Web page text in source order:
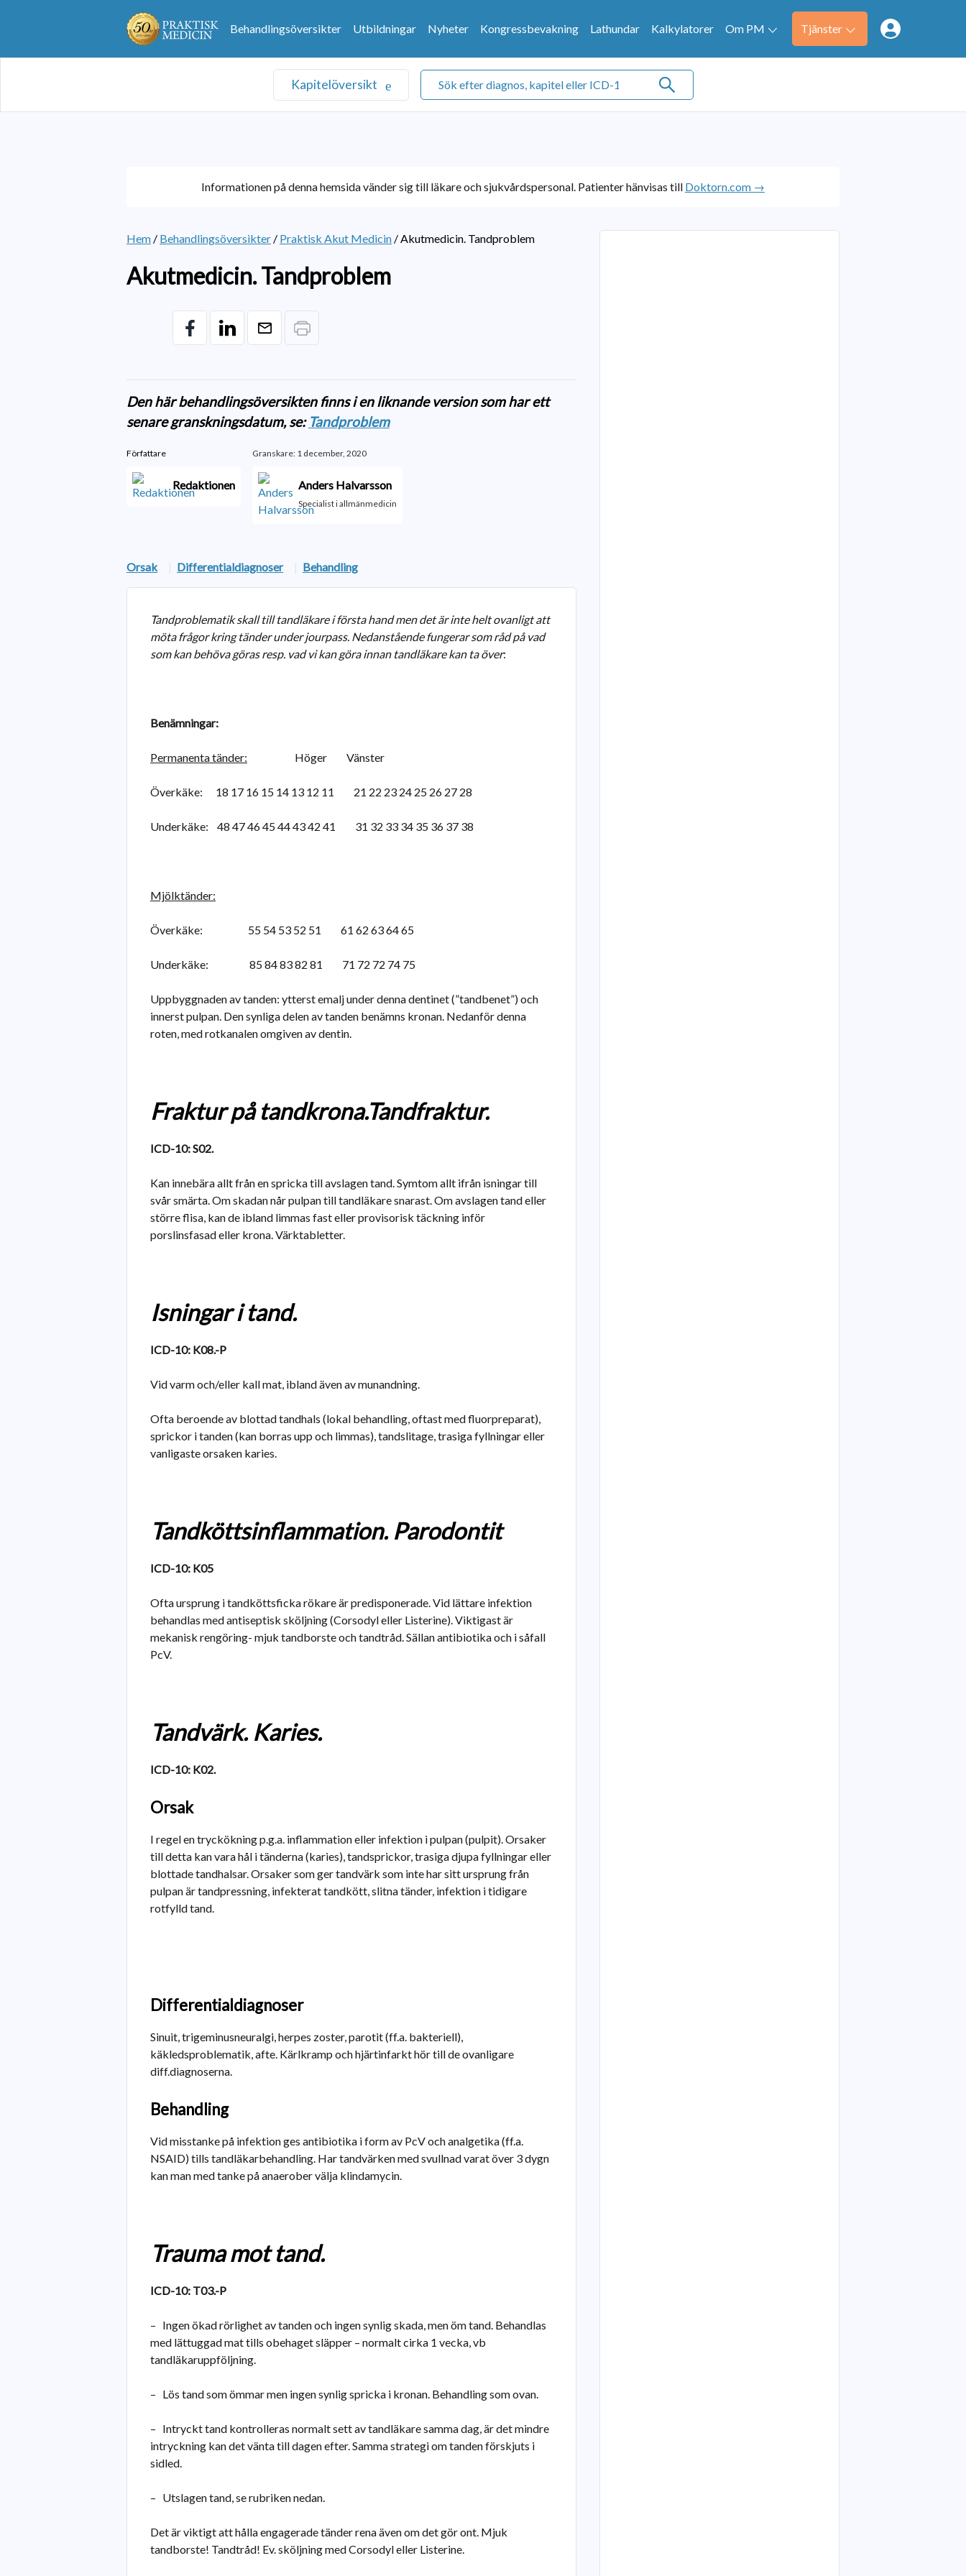
Behandlingsöversikter Utbildningar Nyheter Kongressbevakning Lathundar Kalkylatorer Om PM Tjänster
Kapitelöversikt
Informationen på denna hemsida vänder sig till läkare och sjukvårdspersonal. Patienter hänvisas till Doktorn.com →
Hem / Behandlingsöversikter / Praktisk Akut Medicin /Akutmedicin. Tandproblem
Akutmedicin. Tandproblem
Den här behandlingsöversikten finns i en liknande version som har ett
senare granskningsdatum, se: Tandproblem
Författare
Redaktionen
Granskare: 1 december, 2020
Anders Halvarsson
Specialist i allmänmedicin
Orsak | Differentialdiagnoser | Behandling
Tandproblematik skall till tandläkare i första hand men det är inte helt ovanligt att
möta frågor kring tänder under jourpass. Nedanstående fungerar som råd på vad
som kan behöva göras resp. vad vi kan göra innan tandläkare kan ta över:
Benämningar:
Permanenta tänder: Höger Vänster
Överkäke: 18 17 16 15 14 13 12 11 21 22 23 24 25 26 27 28
Underkäke: 48 47 46 45 44 43 42 41 31 32 33 34 35 36 37 38
Mjölktänder:
Överkäke: 55 54 53 52 51 61 62 63 64 65
Underkäke: 85 84 83 82 81 71 72 72 74 75
Uppbyggnaden av tanden: ytterst emalj under denna dentinet (”tandbenet”) och
innerst pulpan. Den synliga delen av tanden benämns kronan. Nedanför denna
roten, med rotkanalen omgiven av dentin.
Fraktur på tandkrona.Tandfraktur.
ICD-10: S02.
Kan innebära allt från en spricka till avslagen tand. Symtom allt ifrån isningar till
svår smärta. Om skadan når pulpan till tandläkare snarast. Om avslagen tand eller
större flisa, kan de ibland limmas fast eller provisorisk täckning inför
porslinsfasad eller krona. Värktabletter.
Isningar i tand.
ICD-10: K08.-P
Vid varm och/eller kall mat, ibland även av munandning.
Ofta beroende av blottad tandhals (lokal behandling, oftast med fluorpreparat),
sprickor i tanden (kan borras upp och limmas), tandslitage, trasiga fyllningar eller
vanligaste orsaken karies.
Tandköttsinflammation. Parodontit
ICD-10: K05
Ofta ursprung i tandköttsficka rökare är predisponerade. Vid lättare infektion
behandlas med antiseptisk sköljning (Corsodyl eller Listerine). Viktigast är
mekanisk rengöring- mjuk tandborste och tandtråd. Sällan antibiotika och i såfall
PcV.
Tandvärk. Karies.
ICD-10: K02.
Orsak
I regel en tryckökning p.g.a. inflammation eller infektion i pulpan (pulpit). Orsaker
till detta kan vara hål i tänderna (karies), tandsprickor, trasiga djupa fyllningar eller
blottade tandhalsar. Orsaker som ger tandvärk som inte har sitt ursprung från
pulpan är tandpressning, infekterat tandkött, slitna tänder, infektion i tidigare
rotfylld tand.
Differentialdiagnoser
Sinuit, trigeminusneuralgi, herpes zoster, parotit (ff.a. bakteriell),
käkledsproblematik, afte. Kärlkramp och hjärtinfarkt hör till de ovanligare
diff.diagnoserna.
Behandling
Vid misstanke på infektion ges antibiotika i form av PcV och analgetika (ff.a.
NSAID) tills tandläkarbehandling. Har tandvärken med svullnad varat över 3 dygn
kan man med tanke på anaerober välja klindamycin.
Trauma mot tand.
ICD-10: T03.-P
– Ingen ökad rörlighet av tanden och ingen synlig skada, men öm tand. Behandlas
med lättuggad mat tills obehaget släpper – normalt cirka 1 vecka, vb
tandläkaruppföljning.
– Lös tand som ömmar men ingen synlig spricka i kronan. Behandling som ovan.
– Intryckt tand kontrolleras normalt sett av tandläkare samma dag, är det mindre
intryckning kan det vänta till dagen efter. Samma strategi om tanden förskjuts i
sidled.
– Utslagen tand, se rubriken nedan.
Det är viktigt att hålla engagerade tänder rena även om det gör ont. Mjuk
tandborste! Tandtråd! Ev. sköljning med Corsodyl eller Listerine.